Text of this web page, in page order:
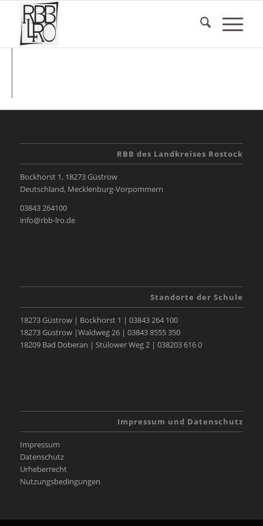
RBB des Landkreises Rostock
Bockhorst 1, 18273 Güstrow
Deutschland, Mecklenburg-Vorpommern
03843 264100
info@rbb-lro.de
Standorte der Schule
18273 Güstrow | Bockhorst 1 | 03843 264 100
18273 Güstrow |Waldweg 26 | 03843 8555 350
18209 Bad Doberan | Stülower Weg 2 | 038203 616 0
Impressum und Datenschutz
Impressum
Datenschutz
Urheberrecht
Nutzungsbedingungen